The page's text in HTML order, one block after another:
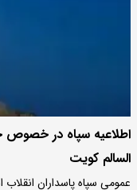
اطلاعیه سپاه در خصوص
السالم کویت